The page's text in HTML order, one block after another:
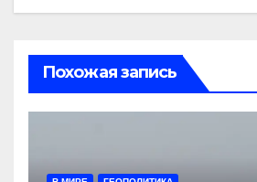
Похожая запись